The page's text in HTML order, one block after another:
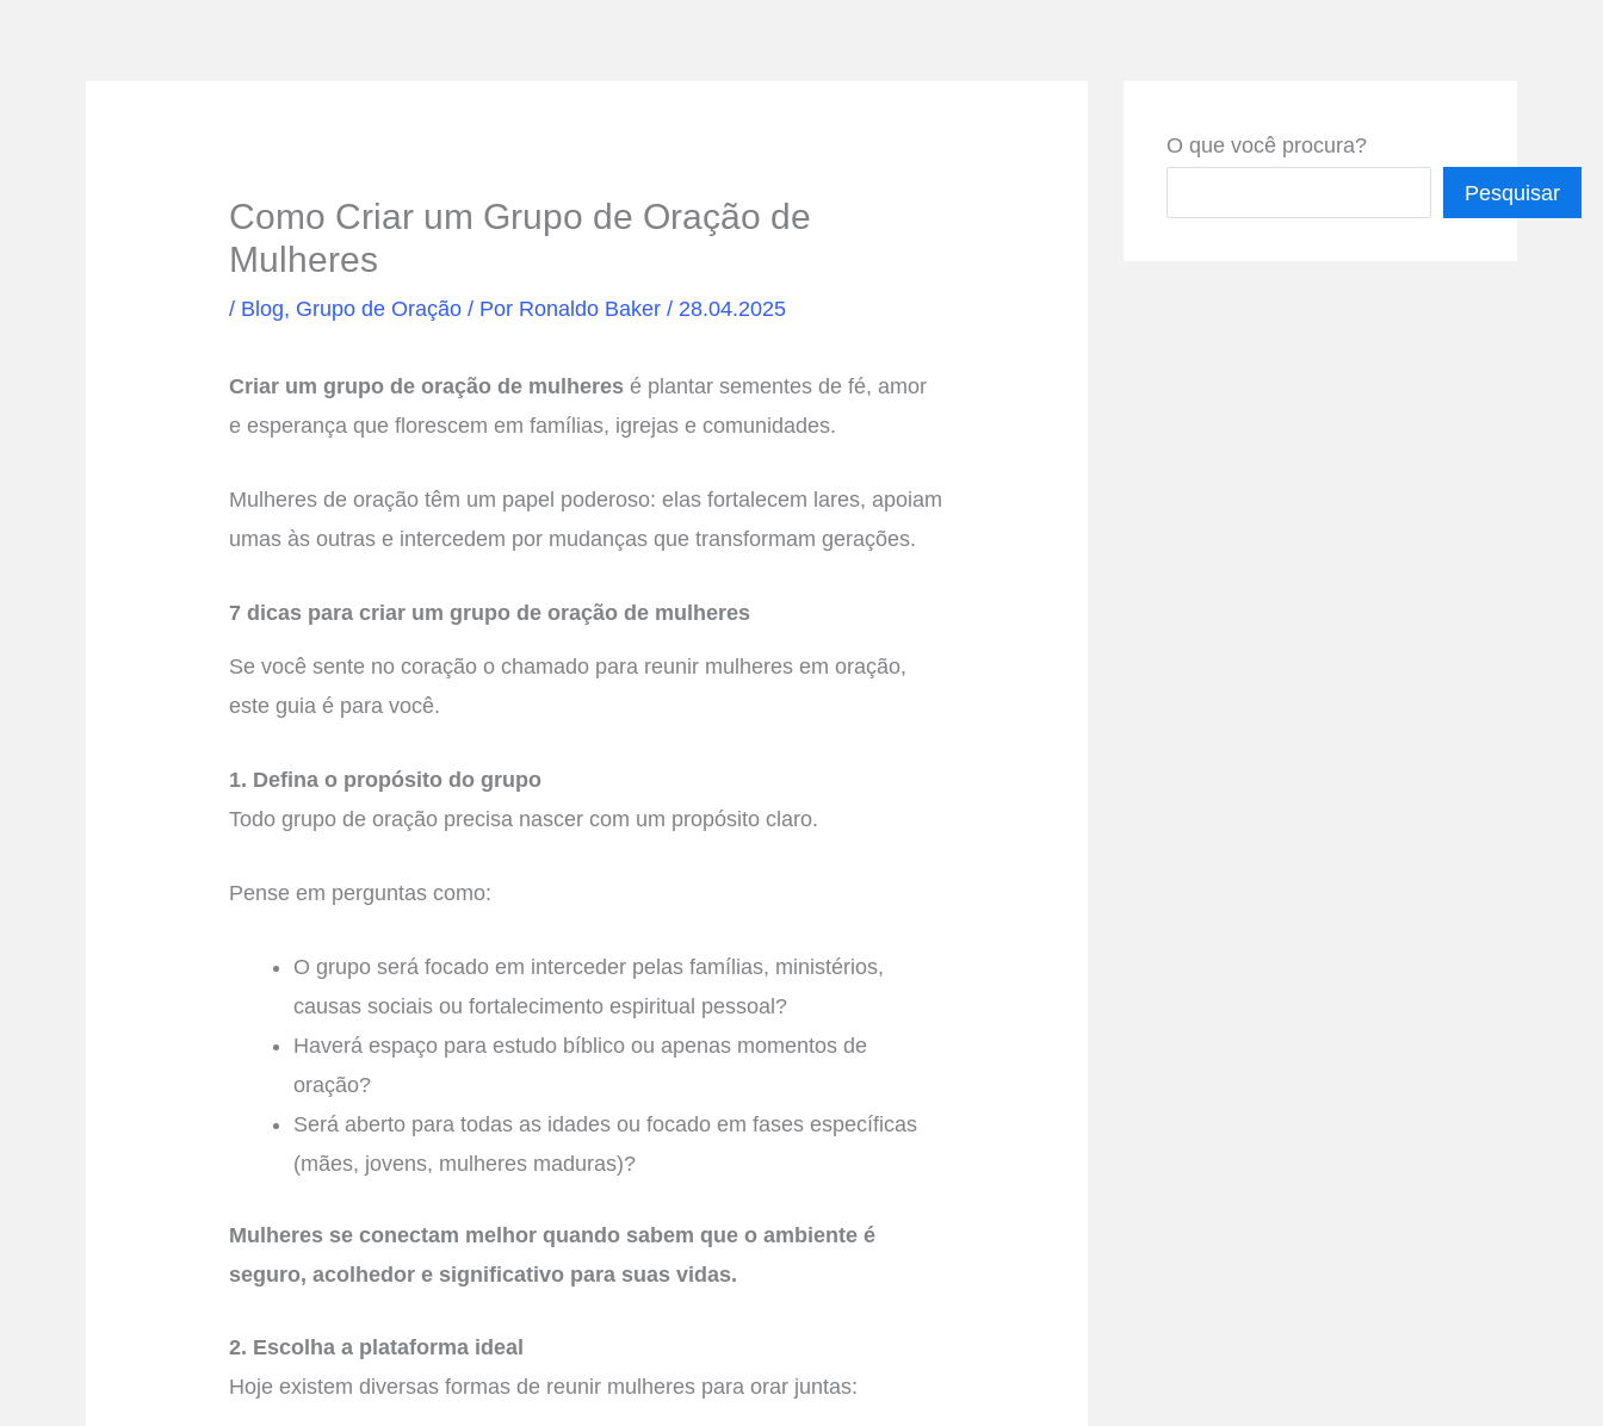
Como Criar um Grupo de Oração de
Mulheres
/ Blog, Grupo de Oração / Por Ronaldo Baker/ 28.04.2025
Criar um grupo de oração de mulheres é plantar sementes de fé, amor
e esperança que florescem em famílias, igrejas e comunidades.
Mulheres de oração têm um papel poderoso: elas fortalecem lares, apoiam
umas às outras e intercedem por mudanças que transformam gerações.
7 dicas para criar um grupo de oração de mulheres
Se você sente no coração o chamado para reunir mulheres em oração,
este guia é para você.
1. Defina o propósito do grupo
Todo grupo de oração precisa nascer com um propósito claro.
Pense em perguntas como:
O grupo será focado em interceder pelas famílias, ministérios,
causas sociais ou fortalecimento espiritual pessoal?
Haverá espaço para estudo bíblico ou apenas momentos de
oração?
Será aberto para todas as idades ou focado em fases específicas
(mães, jovens, mulheres maduras)?
Mulheres se conectam melhor quando sabem que o ambiente é
seguro, acolhedor e significativo para suas vidas.
2. Escolha a plataforma ideal
Hoje existem diversas formas de reunir mulheres para orar juntas:
O que você procura?
Pesquisar